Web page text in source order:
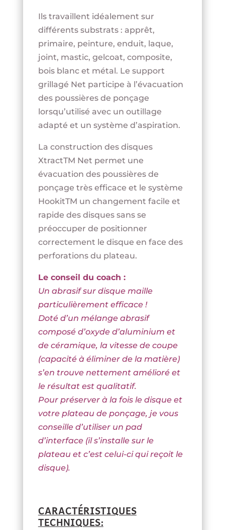
Ils travaillent idéalement sur
différents substrats : apprêt,
primaire, peinture, enduit, laque,
joint, mastic, gelcoat, composite,
bois blanc et métal. Le support
grillagé Net participe à l’évacuation
des poussières de ponçage
lorsqu’utilisé avec un outillage
adapté et un système d’aspiration.
La construction des disques
XtractTM Net permet une
évacuation des poussières de
ponçage très efficace et le système
HookitTM un changement facile et
rapide des disques sans se
préoccuper de positionner
correctement le disque en face des
perforations du plateau.
Le conseil du coach :
Un abrasif sur disque maille
particulièrement efficace !
Doté d’un mélange abrasif
composé d’oxyde d’aluminium et
de céramique, la vitesse de coupe
(capacité à éliminer de la matière)
s’en trouve nettement amélioré et
le résultat est qualitatif.
Pour préserver à la fois le disque et
votre plateau de ponçage, je vous
conseille d’utiliser un pad
d’interface (il s’installe sur le
plateau et c’est celui-ci qui reçoit le
disque).
CARACTÉRISTIQUES
TECHNIQUES: